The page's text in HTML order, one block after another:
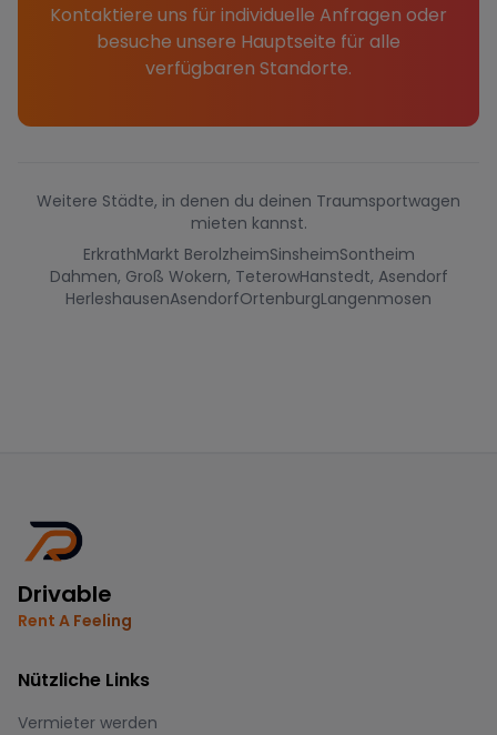
Kontaktiere uns für individuelle Anfragen oder
besuche unsere Hauptseite für alle
verfügbaren Standorte.
Weitere Städte, in denen du deinen Traumsportwagen
mieten kannst.
ErkrathMarkt BerolzheimSinsheimSontheim
Dahmen, Groß Wokern, TeterowHanstedt, Asendorf
HerleshausenAsendorfOrtenburgLangenmosen
Drivable
Rent A Feeling
Nützliche Links
Vermieter werden